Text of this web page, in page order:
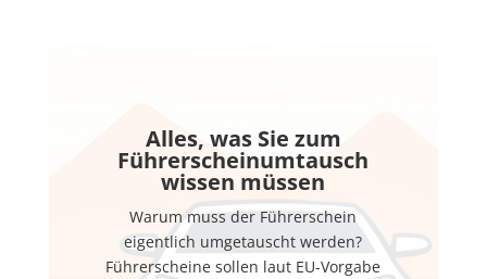
Alles, was Sie zum
Führerscheinumtausch
wissen müssen
Warum muss der Führerschein
eigentlich umgetauscht werden?
Führerscheine sollen laut EU-Vorgabe